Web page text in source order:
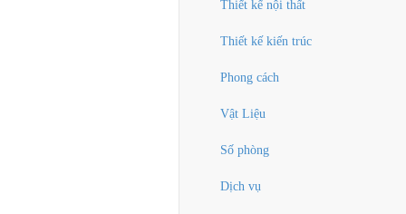
Thiết kế nội thất
Thiết kế kiến trúc
Phong cách
Vật Liệu
Số phòng
Dịch vụ